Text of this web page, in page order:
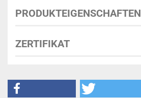
PRODUKTEIGENSCHAFTEN
ZERTIFIKAT